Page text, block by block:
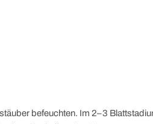
befeuchten. Im 2–3